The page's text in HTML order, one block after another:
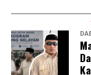
Selain skrining
nakes Puskesmas
pelayanan Cek